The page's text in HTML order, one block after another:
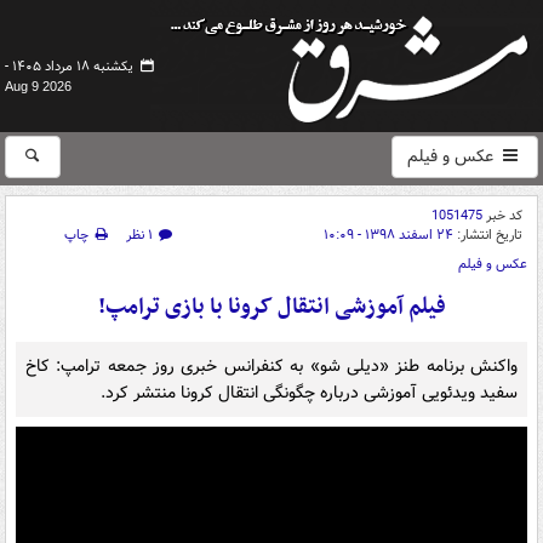
یکشنبه ۱۸ مرداد ۱۴۰۵ -
Aug 9 2026
عکس و فیلم
کد خبر1051475
تاریخ انتشار: ۲۴ اسفند ۱۳۹۸ - ۱۰:۰۹ ۱ نظر
چاپ
عکس و فیلم
فیلم آموزشی انتقال کرونا با بازی ترامپ!
واکنش برنامه طنز «دیلی شو» به کنفرانس خبری روز جمعه ترامپ: کاخ
سفید ویدئویی آموزشی درباره چگونگی انتقال کرونا منتشر کرد.